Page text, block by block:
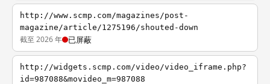
http://www.scmp.com/magazines/post-
magazine/article/1275196/shouted-down
截至 2026 年 已屏蔽
http://widgets.scmp.com/video/video_iframe.php?
id=987088&movideo_m=987088